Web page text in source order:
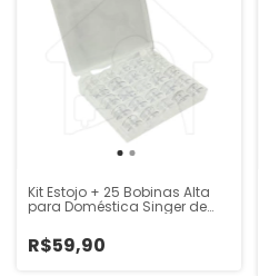
Kit Estojo + 25 Bobinas Alta
para Doméstica Singer de
R$59,90